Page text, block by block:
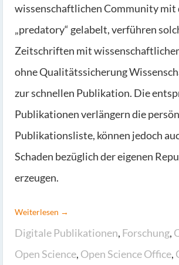
wissenschaftlichen Community
„predatory“ gelabelt, verführen
Zeitschriften mit
ohne Qualitätssicherung
zur schnellen Publikation. Die
Publikationen verlängern die
Publikationsliste, können jedoch
Schaden bezüglich der eigenen
erzeugen.
Weiterlesen →
Digitale Publikationen, Forschung,
Open Science, Open Science Office,